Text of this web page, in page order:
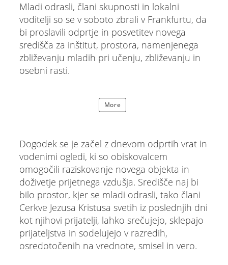
Mladi odrasli, člani skupnosti in lokalni
voditelji so se v soboto zbrali v Frankfurtu, da
bi proslavili odprtje in posvetitev novega
središča za inštitut, prostora, namenjenega
zbliževanju mladih pri učenju, zbliževanju in
osebni rasti.
More
Dogodek se je začel z dnevom odprtih vrat in
vodenimi ogledi, ki so obiskovalcem
omogočili raziskovanje novega objekta in
doživetje prijetnega vzdušja. Središče naj bi
bilo prostor, kjer se mladi odrasli, tako člani
Cerkve Jezusa Kristusa svetih iz poslednjih dni
kot njihovi prijatelji, lahko srečujejo, sklepajo
prijateljstva in sodelujejo v razredih,
osredotočenih na vrednote, smisel in vero.